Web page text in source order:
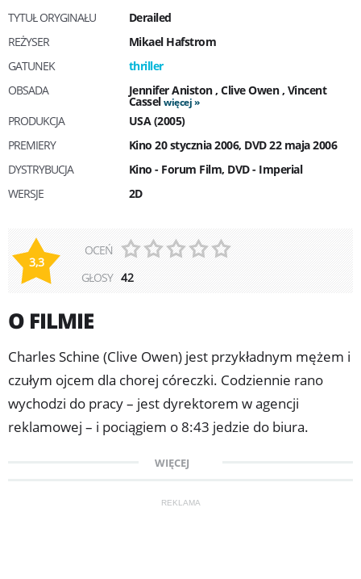
TYTUŁ ORYGINAŁU
Derailed
REŻYSER
Mikael Hafstrom
GATUNEK
thriller
OBSADA
Jennifer Aniston,Clive Owen, Vincent
Cassel więcej
PRODUKCJA
USA (2005)
PREMIERY
Kino 20 stycznia 2006, DVD 22 maja 2006
DYSTRYBUCJA
Kino - Forum Film, DVD - Imperial
WERSJE
2D
3,3
OCEŃ
GŁOSY 42
O FILMIE
Charles Schine (Clive Owen) jest przykładnym mężem i
czułym ojcem dla chorej córeczki. Codziennie rano
wychodzi do pracy – jest dyrektorem w agencji
reklamowej – i pociągiem o 8:43 jedzie do biura.
poznaje Lucindę Harris (Jennifer Aniston), piękną
mężatkę, która najpierw kupuje mu bilet, a potem
WIĘCEJ
REKLAMA